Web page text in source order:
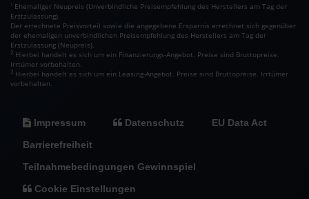
1 Ehemaliger Neupreis (Unverbindliche Preisempfehlung des Herstellers am Tag der
Erstzulassung).
Der errechnete Preisvorteil sowie die angegebene Ersparnis errechnet sich gegenüber
der ehemaligen unverbindlichen Preisempfehlung des Herstellers am Tag der
Erstzulassung (Neupreis).
2 Hierbei handelt es sich um ein Finanzierungs-Angebot. Preise sind Bruttopreise.
Irrtümer vorbehalten.
3 Hierbei handelt es sich um ein Leasing-Angebot. Preise sind Bruttopreise. Irrtümer
vorbehalten.
Impressum Datenschutz
EU Data Act
Barrierefreiheit
Teilnahmebedingungen Gewinnspiel
Cookie Einstellungen